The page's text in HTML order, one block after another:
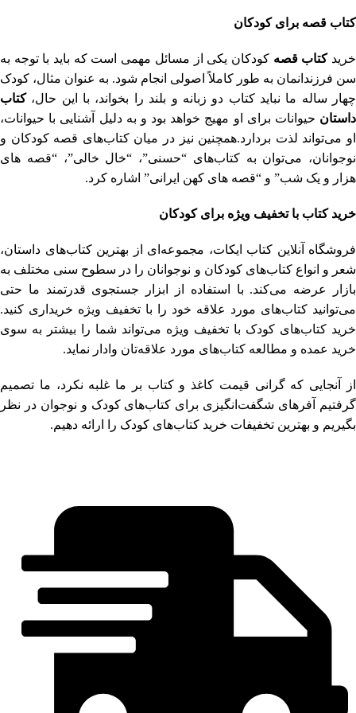
کتاب قصه برای کودکان
خریدکتاب قصه کودکان یکی از مسائل مهمی است که باید با توجه به
سن فرزندانمان به طور کاملاً اصولی انجام شود. به عنوان مثال، کودک
چهار ساله ما نباید کتاب دو زبانه و بلند را بخواند، با این حال،کتاب
داستان حیوانات برای او مهیج خواهد بود و به دلیل آشنایی با حیوانات،
او می‌تواند لذت بردارد.همچنین نیز در میان کتاب‌های قصه کودکان و
نوجوانان، می‌توان به کتاب‌های “حسنی”، “خال خالی”، “قصه های
هزار و یک شب” و “قصه های کهن ایرانی” اشاره کرد.
خرید کتاب با تخفیف ویژه برای کودکان
فروشگاه آنلاین کتاب ایکات، مجموعه‌ای از بهترین کتاب‌های داستان،
شعر و انواع کتاب‌های کودکان و نوجوانان را در سطوح سنی مختلف به
بازار عرضه می‌کند. با استفاده از ابزار جستجوی قدرتمند ما حتی
می‌توانید کتاب‌های مورد علاقه خود را با تخفیف ویژه خریداری کنید.
خرید کتاب‌های کودک با تخفیف ویژه می‌تواند شما را بیشتر به سوی
خرید عمده و مطالعه کتاب‌های مورد علاقه‌تان وادار نماید.
از آنجایی که گرانی قیمت کاغذ و کتاب بر ما غلبه نکرد، ما تصمیم
گرفتیم آفرهای شگفت‌انگیزی برای کتاب‌های کودک و نوجوان در نظر
بگیریم و بهترین تخفیفات خرید کتاب‌های کودک را ارائه دهیم.